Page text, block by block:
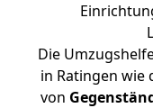
Die
in Ratingen wie
von